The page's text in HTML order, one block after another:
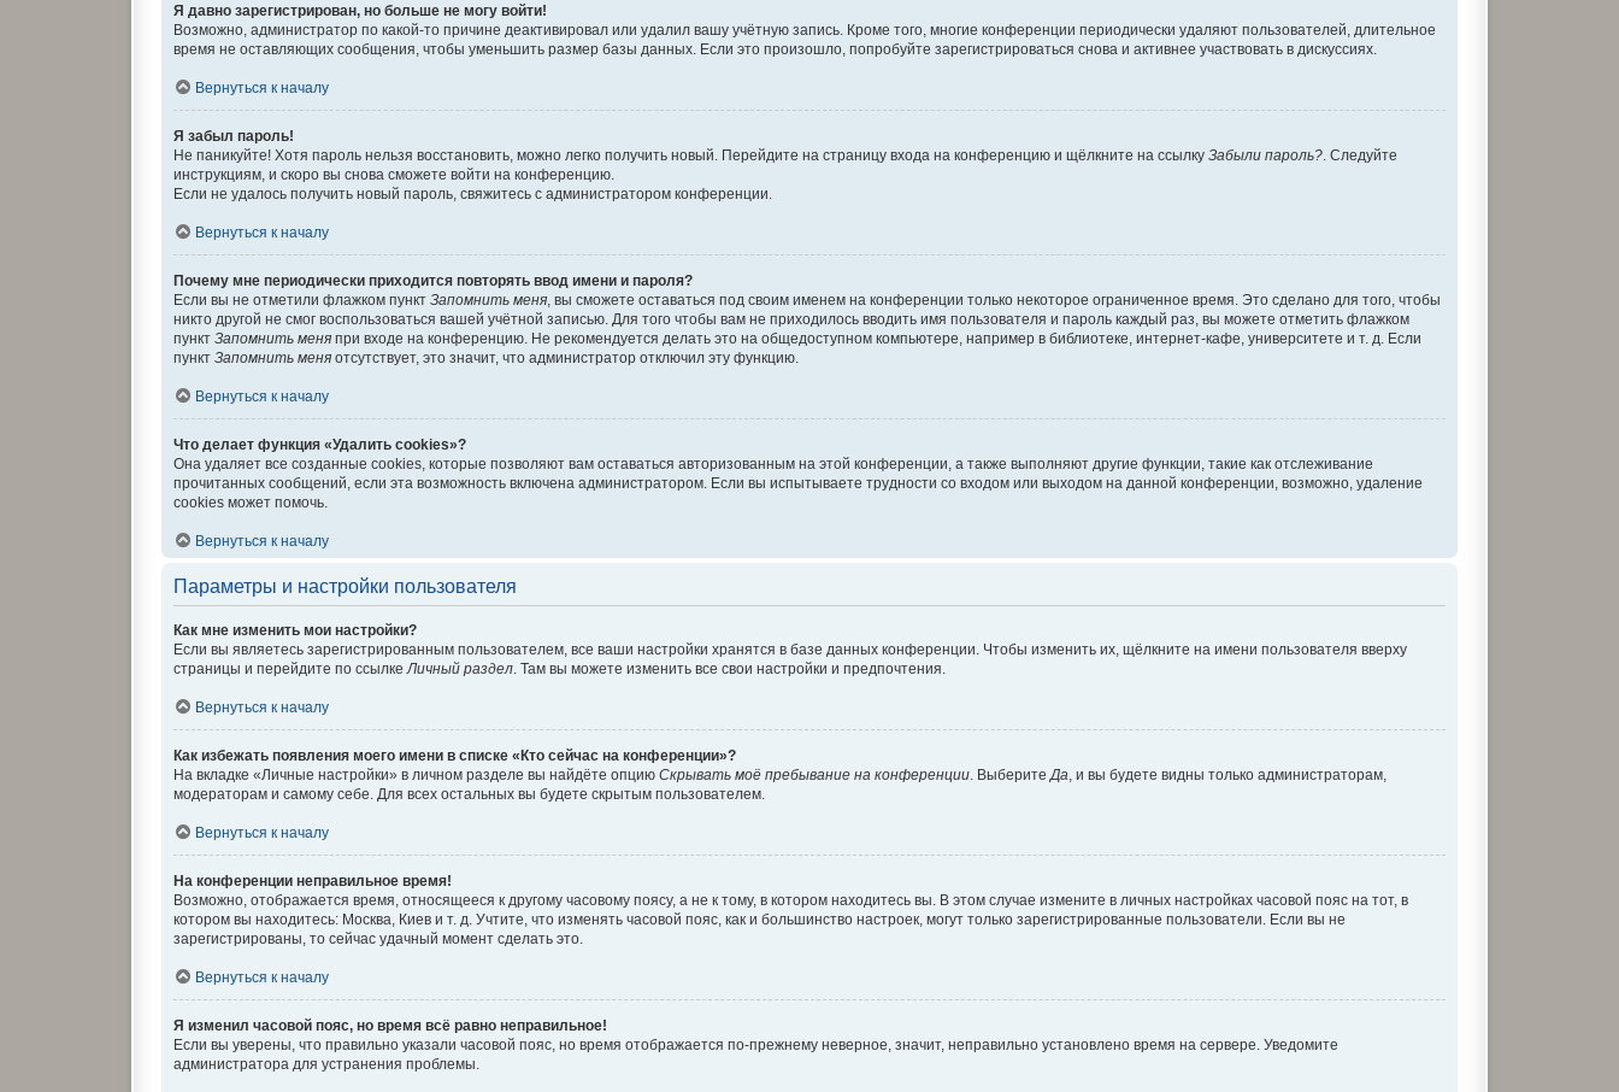
Я давно зарегистрирован, но больше не могу войти!
Возможно, администратор по какой-то причине деактивировал или удалил вашу учётную запись. Кроме того, многие конференции периодически удаляют пользователей, длительное
время не оставляющих сообщения, чтобы уменьшить размер базы данных. Если это произошло, попробуйте зарегистрироваться снова и активнее участвовать в дискуссиях.
Вернуться к началу
Я забыл пароль!
Не паникуйте! Хотя пароль нельзя восстановить, можно легко получить новый. Перейдите на страницу входа на конференцию и щёлкните на ссылкуЗабыли пароль? . Следуйте
инструкциям, и скоро вы снова сможете войти на конференцию.
Если не удалось получить новый пароль, свяжитесь с администратором конференции.
Вернуться к началу
Почему мне периодически приходится повторять ввод имени и пароля?
Если вы не отметили флажком пунктЗапомнить меня , вы сможете оставаться под своим именем на конференции только некоторое ограниченное время. Это сделано для того, чтобы
никто другой не смог воспользоваться вашей учётной записью. Для того чтобы вам не приходилось вводить имя пользователя и пароль каждый раз, вы можете отметить флажком
пунктЗапомнить меня при входе на конференцию. Не рекомендуется делать это на общедоступном компьютере, например в библиотеке, интернет-кафе, университете и т. д. Если
пунктЗапомнить меня отсутствует, это значит, что администратор отключил эту функцию.
Вернуться к началу
Что делает функция «Удалить cookies»?
Она удаляет все созданные cookies, которые позволяют вам оставаться авторизованным на этой конференции, а также выполняют другие функции, такие как отслеживание
прочитанных сообщений, если эта возможность включена администратором. Если вы испытываете трудности со входом или выходом на данной конференции, возможно, удаление
cookies может помочь.
Вернуться к началу
Параметры и настройки пользователя
Как мне изменить мои настройки?
Если вы являетесь зарегистрированным пользователем, все ваши настройки хранятся в базе данных конференции. Чтобы изменить их, щёлкните на имени пользователя вверху
страницы и перейдите по ссылкеЛичный раздел . Там вы можете изменить все свои настройки и предпочтения.
Вернуться к началу
Как избежать появления моего имени в списке «Кто сейчас на конференции»?
На вкладке «Личные настройки» в личном разделе вы найдёте опциюСкрывать моё пребывание на конференции . ВыберитеДа , и вы будете видны только администраторам,
модераторам и самому себе. Для всех остальных вы будете скрытым пользователем.
Вернуться к началу
На конференции неправильное время!
Возможно, отображается время, относящееся к другому часовому поясу, а не к тому, в котором находитесь вы. В этом случае измените в личных настройках часовой пояс на тот, в
котором вы находитесь: Москва, Киев и т. д. Учтите, что изменять часовой пояс, как и большинство настроек, могут только зарегистрированные пользователи. Если вы не
зарегистрированы, то сейчас удачный момент сделать это.
Вернуться к началу
Я изменил часовой пояс, но время всё равно неправильное!
Если вы уверены, что правильно указали часовой пояс, но время отображается по-прежнему неверное, значит, неправильно установлено время на сервере. Уведомите
администратора для устранения проблемы.